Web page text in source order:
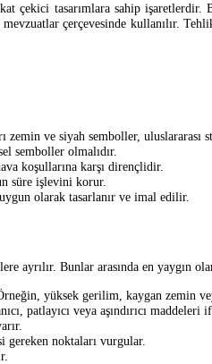
çekici tasarımlara sahip
çerçevesinde kullanılır.
zemin ve siyah semboller,
semboller olmalıdır.
koşullarına karşı dirençlidir.
süre işlevini korur.
olarak tasarlanır ve imal edilir.
ayrılır. Bunlar arasında en yaygın
yüksek gerilim, kaygan zemin
patlayıcı veya aşındırıcı maddeleri
gereken noktaları vurgular.